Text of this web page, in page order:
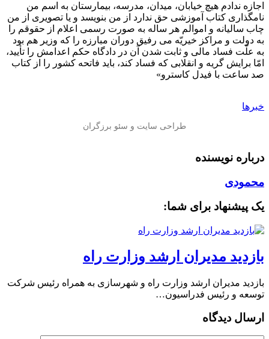
اجازه ندادم هیچ خیابان، میدان، مدرسه، بیمارستان به اسم من
نامگذاری کتاب آموزشی حق ندارد از من بنویسد و یا تصویری از من
چاب سالیانه و اموالم هر ساله به صورت رسمی اعلام از حقوقم را
به دولت و مراکز خیریّه می رفیق دوران مبارزه را که وزیر هم بود
به علّت فساد مالی و ثابت شدن آن در دادگاه حکم اعدامش را تأیید،
امّا برایش گریه و انقلابی که فساد کند، باید فاتحه کشور را از کتاب
صد ساعت با فیدل کاسترو»
خبرها
درباره نویسنده
محمودی
یک پیشنهاد برای شما:
بازدید مدیران ارشد وزارت راه
بازدید مدیران ارشد وزارت راه و شهرسازی به همراه رئیس شرکت
توسعه و رئیس فدراسیون…
ارسال دیدگاه